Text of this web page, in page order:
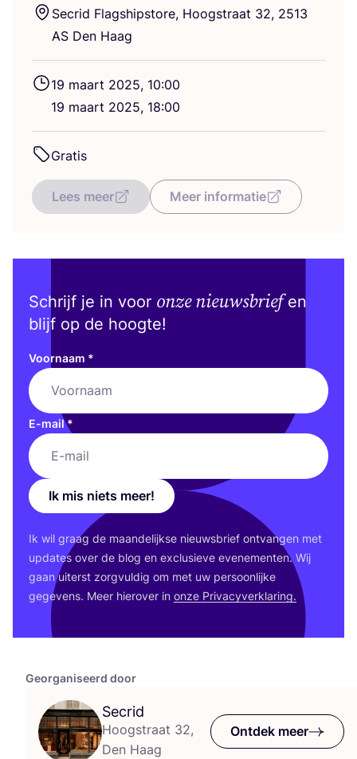
Georganiseerd door
Secrid
Hoogstraat 32,
Den Haag
Ontdek meer
Secrid Flagship­sto­re, Hoogstraat 32, 2513
AS Den Haag
19 maart 2025, 10:00
19 maart 2025, 18:00
Gra­tis
Lees meer Meer informatie
Schrijf je in voor onze nieuwsbriefen
blijf op de hoogte!
Voornaam *
E-mail*
Ik mis niets meer!
Ik wil graag de maan­de­lijk­se nieuws­brief ont­van­gen met
upda­tes over de blog en exclu­sie­ve eve­ne­men­ten. Wij
gaan uiterst zorg­vul­dig om met uw per­soon­lij­ke
gege­vens. Meer hier­over in onze Pri­va­cy­ver­kla­ring.